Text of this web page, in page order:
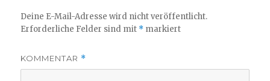
Deine E-Mail-Adresse wird nicht veröffentlicht.
Erforderliche Felder sind mit * markiert
KOMMENTAR *